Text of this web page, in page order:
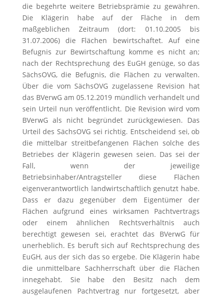
die begehrte weitere Betriebsprämie zu gewähren.
Die Klägerin habe auf der Fläche in dem
maßgeblichen Zeitraum (dort: 01.10.2005 bis
31.07.2006) die Flächen bewirtschaftet. Auf eine
Befugnis zur Bewirtschaftung komme es nicht an;
nach der Rechtsprechung des EuGH genüge, so das
SächsOVG, die Befugnis, die Flächen zu verwalten.
Über die vom SächsOVG zugelassene Revision hat
das BVerwG am 05.12.2019 mündlich verhandelt und
sein Urteil nun veröffentlicht. Die Revision wird vom
BVerwG als nicht begründet zurückgewiesen. Das
Urteil des SächsOVG sei richtig. Entscheidend sei, ob
die mittelbar streitbefangenen Flächen solche des
Betriebes der Klägerin gewesen seien. Das sei der
Fall, wenn der jeweilige
Betriebsinhaber/Antragsteller diese Flächen
eigenverantwortlich landwirtschaftlich genutzt habe.
Dass er dazu gegenüber dem Eigentümer der
Flächen aufgrund eines wirksamen Pachtvertrags
oder einem ähnlichen Rechtsverhältnis auch
berechtigt gewesen sei, erachtet das BVerwG für
unerheblich. Es beruft sich auf Rechtsprechung des
EuGH, aus der sich das so ergebe. Die Klägerin habe
die unmittelbare Sachherrschaft über die Flächen
innegehabt. Sie habe den Besitz nach dem
ausgelaufenen Pachtvertrag nur fortgesetzt, aber